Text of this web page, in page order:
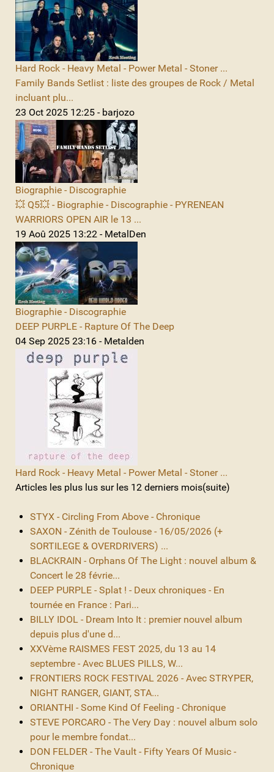
Hard Rock - Heavy Metal - Power Metal - Stoner ...
Family Bands Setlist : liste des groupes de Rock / Metal
incluant plu...
23 Oct 2025 12:25 - barjozo
Biographie - Discographie
💥 Q5💥 - Biographie - Discographie - PYRENEAN
WARRIORS OPEN AIR le 13 ...
19 Aoû 2025 13:22 - MetalDen
Biographie - Discographie
DEEP PURPLE - Rapture Of The Deep
04 Sep 2025 23:16 - Metalden
Hard Rock - Heavy Metal - Power Metal - Stoner ...
Articles les plus lus sur les 12 derniers mois(suite)
STYX - Circling From Above - Chronique
SAXON - Zénith de Toulouse - 16/05/2026 (+
SORTILEGE & OVERDRIVERS) ...
BLACKRAIN - Orphans Of The Light : nouvel album &
Concert le 28 févrie...
DEEP PURPLE - Splat ! - Deux chroniques - En
tournée en France : Pari...
BILLY IDOL - Dream Into It : premier nouvel album
depuis plus d'une d...
XXVème RAISMES FEST 2025, du 13 au 14
septembre - Avec BLUES PILLS, W...
FRONTIERS ROCK FESTIVAL 2026 - Avec STRYPER,
NIGHT RANGER, GIANT, STA...
ORIANTHI - Some Kind Of Feeling - Chronique
STEVE PORCARO - The Very Day : nouvel album solo
pour le membre fondat...
DON FELDER - The Vault - Fifty Years Of Music -
Chronique